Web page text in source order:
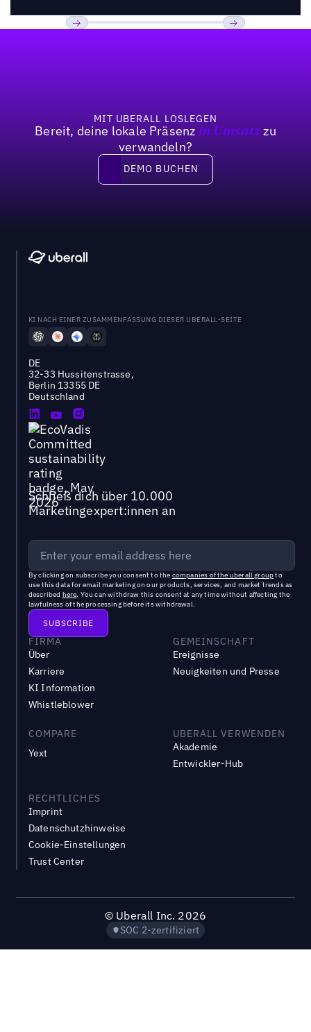
MIT UBERALL LOSLEGEN
Bereit, deine lokale Präsenz in Umsatzzu
verwandeln?
DEMO BUCHEN
DEMO BUCHEN
KI NACH EINER ZUSAMMENFASSUNG DIESER UBERALL-SEITE
DE
32-33 Hussitenstrasse,
Berlin 13355 DE
Deutschland
Schließ dich über 10.000
Marketingexpert:innen an
By clicking on subscribe you consent to the companies of the uberall groupto
use this data for email marketing on our products, services, and market trends as
described here. You can withdraw this consent at any time without affecting the
lawfulness of the processing before its withdrawal.
FIRMA
Über
Karriere
KI Information
Whistleblower
GEMEINSCHAFT
Ereignisse
Neuigkeiten und Presse
COMPARE
Yext
UBERALL VERWENDEN
Akademie
Entwickler-Hub
RECHTLICHES
Imprint
Datenschutzhinweise
Cookie-Einstellungen
Trust Center
© Uberall Inc. 2026
SOC 2-zertifiziert